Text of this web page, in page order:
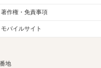
著作権・免責事項
モバイルサイト
地